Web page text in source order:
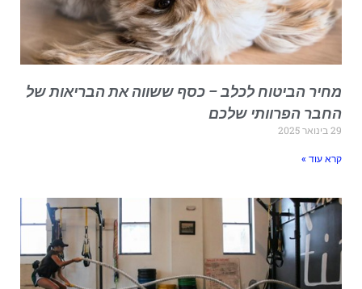
הביטוח לכלב – כסף ששווה את הבריאות של
הפרוותי שלכם
עוד »